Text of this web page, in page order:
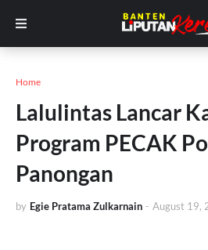
Home
Lalulintas Lancar
Program PECAK
Panongan
by Egie Pratama Zulkarnain - August 19,